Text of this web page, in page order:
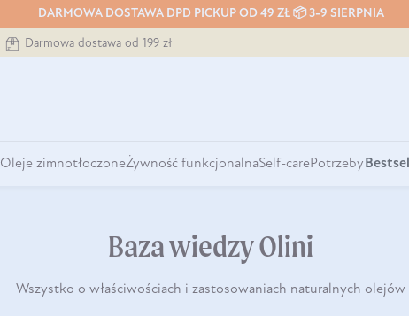
DARMOWA DOSTAWA DPD PICKUP OD 49 ZŁ 📦 3-9 SIERPNIA
Darmowa dostawa od 199 zł
Oleje zimnotłoczoneŻywność funkcjonalnaSelf-carePotrzeby
Baza wiedzy Olini
Wszystko o właściwościach i zastosowaniach naturalnych olejów